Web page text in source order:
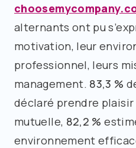
alternants ont pu
motivation, leur
professionnel, leurs
management. 83,3 %
déclaré prendre
mutuelle, 82,2 %
environnement